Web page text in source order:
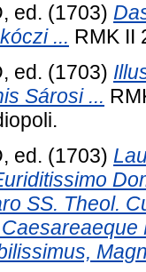
ed. (1703)
... RMK II
ed. (1703)
Sárosi ...
ed. (1703)
SS. Theol.